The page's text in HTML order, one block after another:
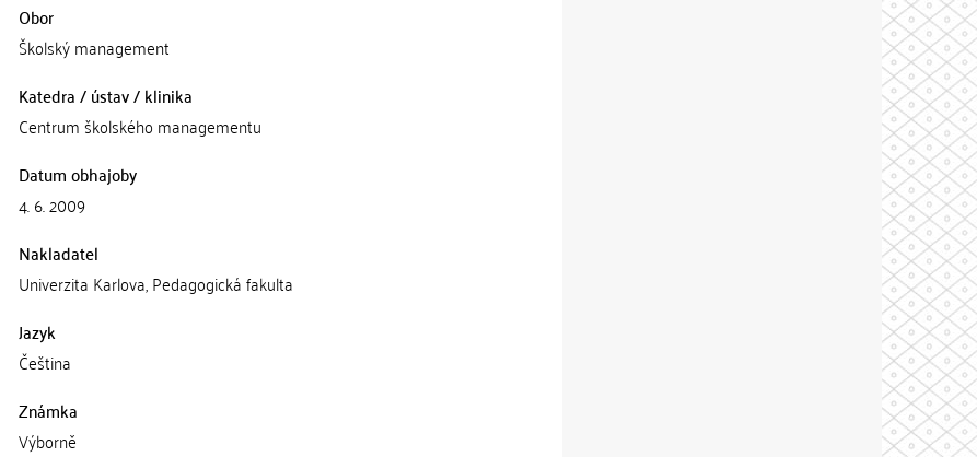
Obor
Školský management
Katedra / ústav / klinika
Centrum školského managementu
Datum obhajoby
4. 6. 2009
Nakladatel
Univerzita Karlova, Pedagogická fakulta
Jazyk
Čeština
Známka
Výborně